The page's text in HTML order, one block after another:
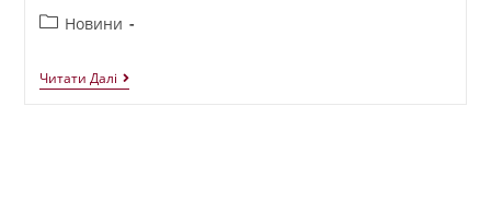
Новини
Читати Далі